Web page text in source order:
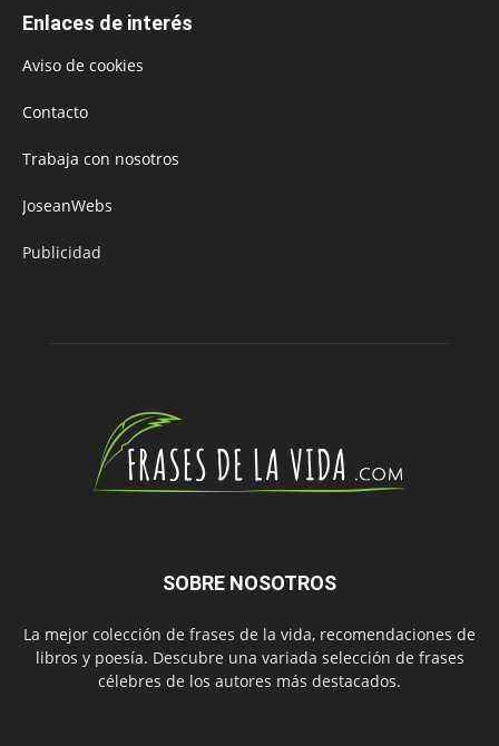
Enlaces de interés
Aviso de cookies
Contacto
Trabaja con nosotros
JoseanWebs
Publicidad
SOBRE NOSOTROS
La mejor colección de frases de la vida, recomendaciones de
libros y poesía. Descubre una variada selección de frases
célebres de los autores más destacados.